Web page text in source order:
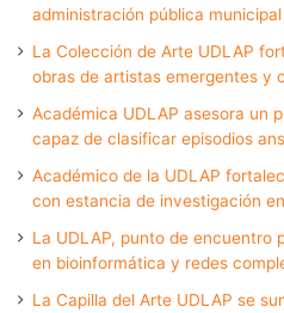
administración pública municipal
La Colección de Arte UDLAP
obras de artistas emergentes y
Académica UDLAP asesora un
capaz de clasificar episodios
Académico de la UDLAP
con estancia de investigación
La UDLAP, punto de encuentro
en bioinformática y redes
La Capilla del Arte UDLAP se